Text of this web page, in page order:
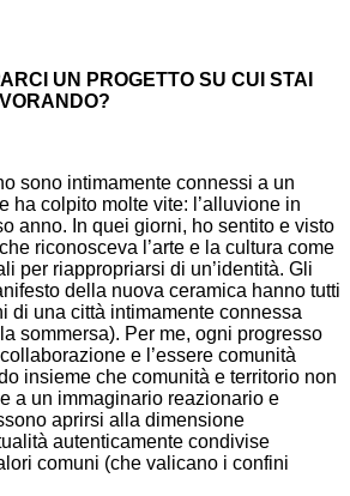
UN PROGETTO SU CUI STAI
sono intimamente connessi a un
ha colpito molte vite: l’alluvione in
anno. In quei giorni, ho sentito e visto
riconosceva l’arte e la cultura come
per riappropriarsi di un’identità. Gli
della nuova ceramica hanno tutti
di una città intimamente connessa
sommersa). Per me, ogni progresso
e l’essere comunità
insieme che comunità e territorio non
a un immaginario reazionario e
aprirsi alla dimensione
autenticamente condivise
comuni (che valicano i confini